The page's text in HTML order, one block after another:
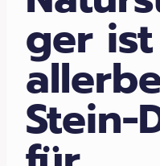
ger
Stein-